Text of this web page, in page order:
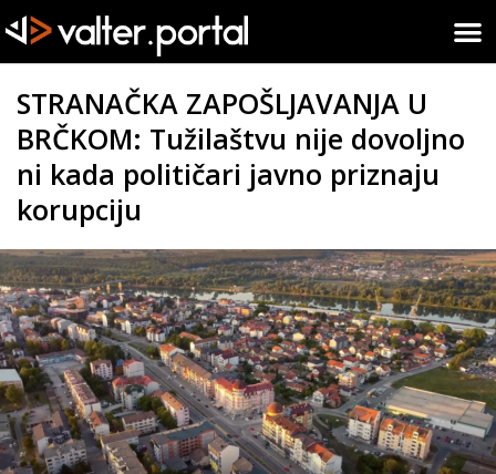
STRANAČKA ZAPOŠLJAVANJA U
BRČKOM: Tužilaštvu nije dovoljno
ni kada političari javno priznaju
korupciju